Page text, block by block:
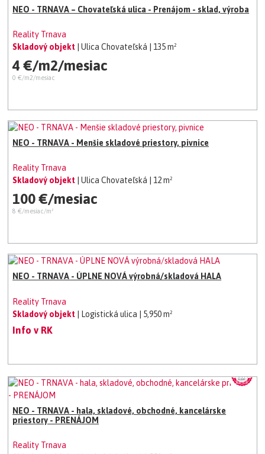
NEO - TRNAVA – Chovateľská ulica - Prenájom - sklad, výroba
Reality Trnava
Skladový objekt
| Ulica Chovateľská | 135 m²
4 €/m2/mesiac
0 €/m2/mesiac
NEO - TRNAVA - Menšie skladové priestory, pivnice
Reality Trnava
Skladový objekt
| Ulica Chovateľská | 12 m²
100 €/mesiac
8 €/mesiac/m²
NEO - TRNAVA - ÚPLNE NOVÁ výrobná/skladová HALA
Reality Trnava
Skladový objekt | Logistická ulica | 5,950 m²
Info v RK
NEO - TRNAVA - hala, skladové, obchodné, kancelárske
priestory - PRENÁJOM
Reality Trnava